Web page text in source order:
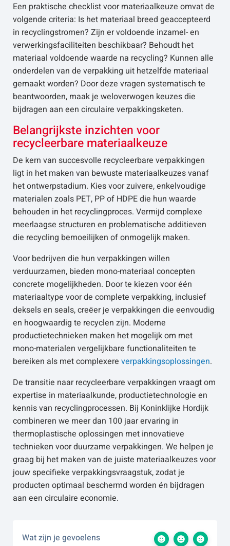
Een praktische checklist voor materiaalkeuze omvat de
volgende criteria: Is het materiaal breed geaccepteerd
in recyclingstromen? Zijn er voldoende inzamel- en
verwerkingsfaciliteiten beschikbaar? Behoudt het
materiaal voldoende waarde na recycling? Kunnen alle
onderdelen van de verpakking uit hetzelfde materiaal
gemaakt worden? Door deze vragen systematisch te
beantwoorden, maak je weloverwogen keuzes die
bijdragen aan een circulaire verpakkingsketen.
Belangrijkste inzichten voor
recycleerbare materiaalkeuze
De kern van succesvolle recycleerbare verpakkingen
ligt in het maken van bewuste materiaalkeuzes vanaf
het ontwerpstadium. Kies voor zuivere, enkelvoudige
materialen zoals PET, PP of HDPE die hun waarde
behouden in het recyclingproces. Vermijd complexe
meerlaagse structuren en problematische additieven
die recycling bemoeilijken of onmogelijk maken.
Voor bedrijven die hun verpakkingen willen
verduurzamen, bieden mono-materiaal concepten
concrete mogelijkheden. Door te kiezen voor één
materiaaltype voor de complete verpakking, inclusief
deksels en seals, creëer je verpakkingen die eenvoudig
en hoogwaardig te recyclen zijn. Moderne
productietechnieken maken het mogelijk om met
mono-materialen vergelijkbare functionaliteiten te
bereiken als met complexere verpakkingsoplossingen.
De transitie naar recycleerbare verpakkingen vraagt om
expertise in materiaalkunde, productietechnologie en
kennis van recyclingprocessen. Bij Koninklijke Hordijk
combineren we meer dan 100 jaar ervaring in
thermoplastische oplossingen met innovatieve
technieken voor duurzame verpakkingen. We helpen je
graag bij het maken van de juiste materiaalkeuzes voor
jouw specifieke verpakkingsvraagstuk, zodat je
producten optimaal beschermd worden én bijdragen
aan een circulaire economie.
Wat zijn je gevoelens